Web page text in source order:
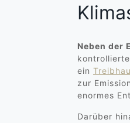
Neben der
ein
zur
enormes
Darüber